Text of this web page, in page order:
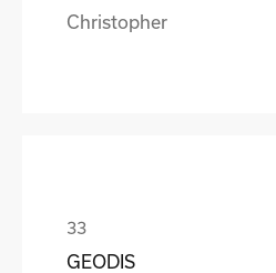
Christopher
GEODIS